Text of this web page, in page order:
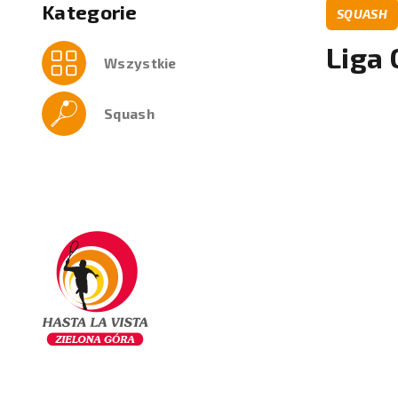
Kategorie
Wszystkie
Squash
SQUASH
Liga